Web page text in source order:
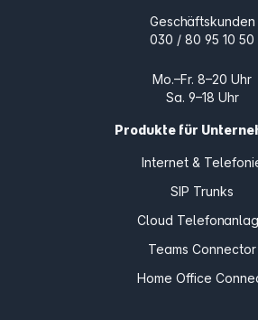
Geschäftskunden
030 / 80 95 10 50
Mo.–Fr. 8–20 Uhr
Sa. 9–18 Uhr
Produkte für
Internet &
SIP Trunks
Cloud
Teams Connector
Home Office